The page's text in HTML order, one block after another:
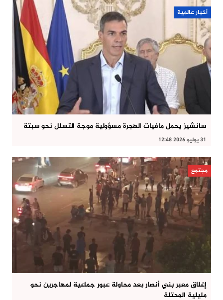
أخبار عالمية
سانشيز يحمل مافيات الهجرة مسؤولية موجة التسلل نحو سبتة
31 يوليو 2026 12:48
مجتمع
إغلاق معبر بني أنصار بعد محاولة عبور جماعية لمهاجرين نحو
مليلية المحتلة